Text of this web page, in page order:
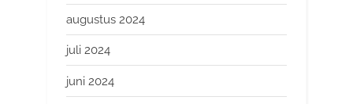
augustus 2024
juli 2024
juni 2024